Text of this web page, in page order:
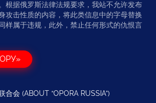
根据俄罗斯法律法规要求，我站不允许发布
攻击性质的内容，将此类信息中的字母替换
样属于违规，此外，禁止任何形式的仇恨言
合会 (ABOUT “OPORA RUSSIA”)